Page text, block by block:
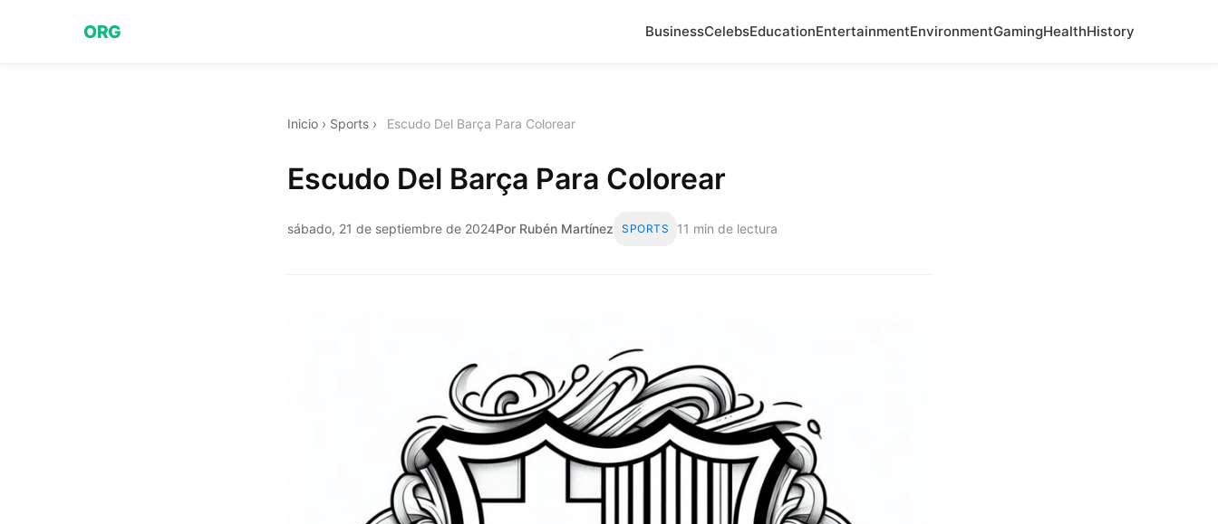
ORG BusinessCelebsEducationEntertainmentEnvironmentGamingHealthHistory
Inicio › Sports › Escudo Del Barça Para Colorear
Escudo Del Barça Para Colorear
sábado, 21 de septiembre de 2024Por Rubén Martínez SPORTS 11 min de lectura